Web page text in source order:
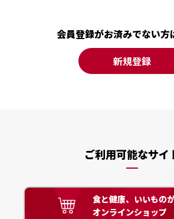
会員登録がお済みでない方
新規登録
ご利用可能なサイ
食と健康、いいもの
オンラインショップ